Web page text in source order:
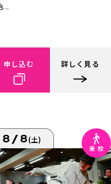
...
申し込む 詳しく見る
8/8(土)